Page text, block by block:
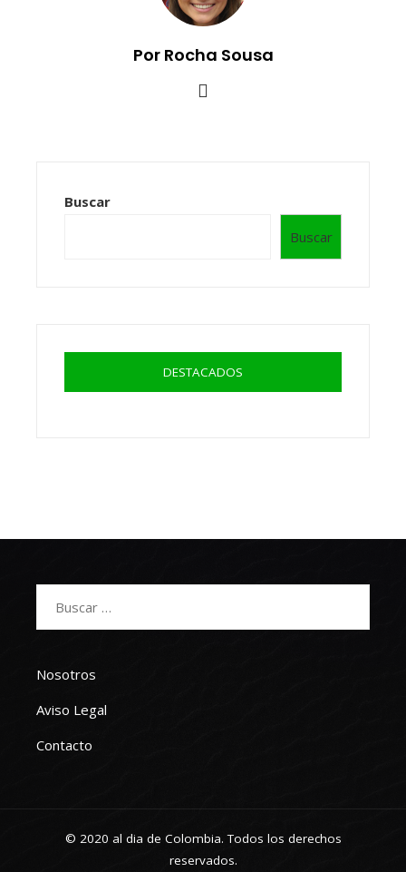
Por Rocha Sousa
Buscar
Buscar
DESTACADOS
Nosotros
Aviso Legal
Contacto
© 2020 al dia de Colombia. Todos los derechos
reservados.